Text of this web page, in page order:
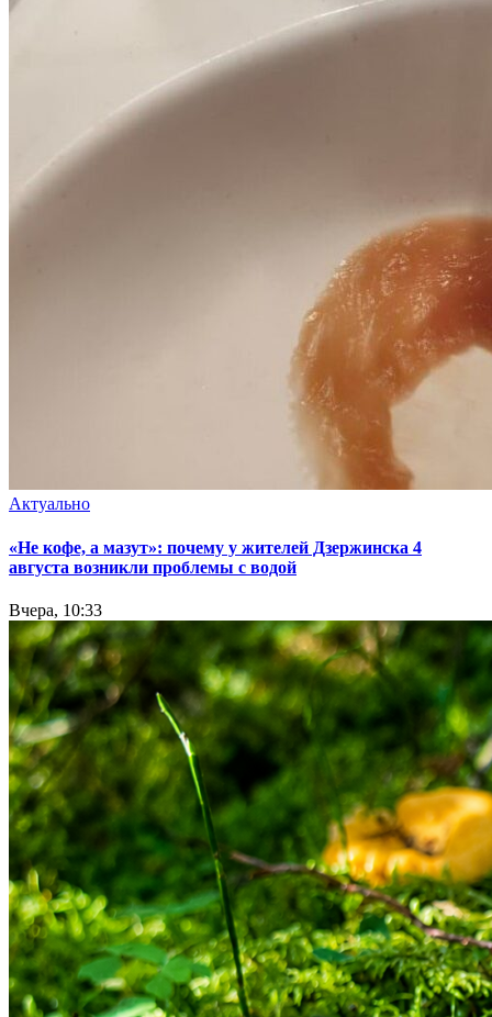
Актуально
«Не кофе, а мазут»: почему у жителей Дзержинска 4
августа возникли проблемы с водой
Вчера, 10:33